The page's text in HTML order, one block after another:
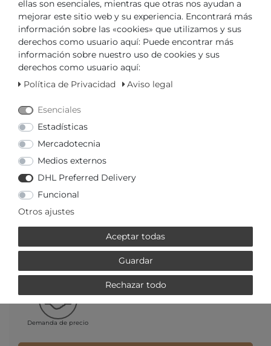
Precio básico39,95 € / Stück
en almacén, inmediatamente disponible
DISTRIBUIDOR CERTIFICADO
Su precio con3% de descuento
anticipada: 38,75 € *
Preguntas sobre el artículo
Demanda de precio
ellas son esenciales, mientras que otras nos ayudan a
mejorar este sitio web y su experiencia. Encontrará más
información sobre las «cookies» que utilizamos y sus
derechos como usuario aquí: Puede encontrar más
información sobre nuestro uso de cookies y sus
derechos como usuario aquí:
Política de Privacidad
Aviso legal
Esenciales
Estadísticas
Mercadotecnia
Medios externos
DHL Preferred Delivery
Funcional
Otros ajustes
Aceptar todas
Guardar
Rechazar todo